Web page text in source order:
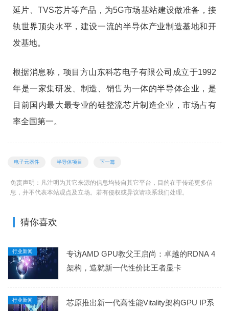
延片、TVS芯片等产品，为5G市场基站建设做准备，接
轨世界顶尖水平，建设一流的半导体产业制造基地和开
发基地。
根据消息称，项目方山东科芯电子有限公司成立于1992
年是一家集研发、制造、销售为一体的半导体企业，是
目前国内最大最专业的硅整流芯片制造企业，市场占有
率全国第一。
电子元器件 半导体项目 下一篇
免责声明：凡注明为其它来源的信息均转自其它平台，目的在于传递更多信
息，并不代表本站观点及立场。若有侵权或异议请联系我们处理。
猜你喜欢
行业新闻
专访AMD GPU教父王启尚：卓越的RDNA 4
架构，造就新一代性价比王者显卡
行业新闻
芯原推出新一代高性能Vitality架构GPU IP系